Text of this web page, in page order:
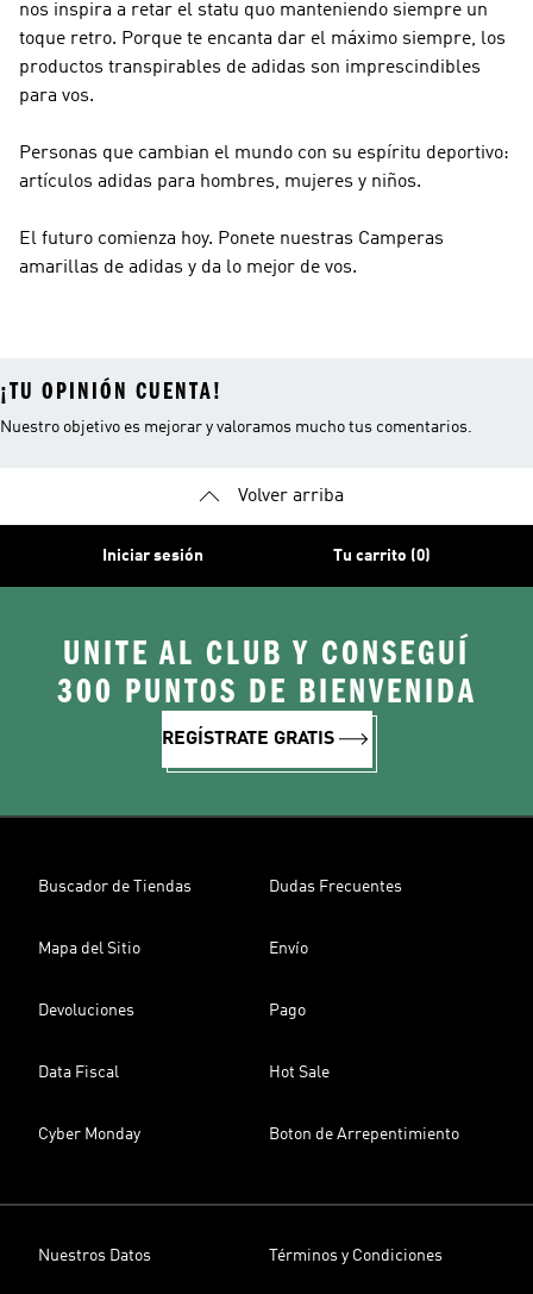
nos inspira a retar el statu quo manteniendo siempre un
toque retro. Porque te encanta dar el máximo siempre, los
productos transpirables de adidas son imprescindibles
para vos.
Personas que cambian el mundo con su espíritu deportivo:
artículos adidas para hombres, mujeres y niños.
El futuro comienza hoy. Ponete nuestras Camperas
amarillas de adidas y da lo mejor de vos.
¡TU OPINIÓN CUENTA!
Nuestro objetivo es mejorar y valoramos mucho tus comentarios.
Volver arriba
Iniciar sesión Tu carrito (0)
UNITE AL CLUB Y CONSEGUÍ
300 PUNTOS DE BIENVENIDA
REGÍSTRATE GRATIS
Buscador de Tiendas Dudas Frecuentes
Mapa del Sitio Envío
Devoluciones Pago
Data Fiscal Hot Sale
Cyber Monday Boton de Arrepentimiento
Nuestros Datos Términos y Condiciones